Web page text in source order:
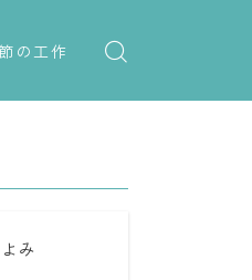
の工作
み